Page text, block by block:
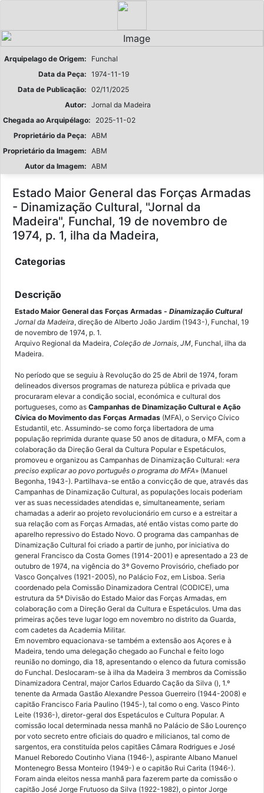
Arquipelago de Origem:
Funchal
Data da Peça: 1974-11-19
Data de Publicação: 02/11/2025
Autor: Jornal da Madeira
Chegada ao Arquipélago:
2025-11-02
Proprietário da Peça: ABM
Proprietário da Imagem: ABM
Autor da Imagem: ABM
Estado Maior General das Forças Armadas
- Dinamização Cultural, "Jornal da
Madeira", Funchal, 19 de novembro de
1974, p. 1, ilha da Madeira,
Categorias
Descrição
Estado Maior General das Forças Armadas - Dinamização Cultural
Jornal da Madeira, direção de Alberto João Jardim (1943-), Funchal, 19
de novembro de 1974, p. 1.
Arquivo Regional da Madeira, Coleção de Jornais, JM, Funchal, ilha da
Madeira.
No período que se seguiu à Revolução do 25 de Abril de 1974, foram
delineados diversos programas de natureza pública e privada que
procuraram elevar a condição social, económica e cultural dos
portugueses, como as Campanhas de Dinamização Cultural e Ação
Cívica do Movimento das Forças Armadas (MFA), o Serviço Cívico
Estudantil, etc. Assumindo-se como força libertadora de uma
população reprimida durante quase 50 anos de ditadura, o MFA, com a
colaboração da Direção Geral da Cultura Popular e Espetáculos,
promoveu e organizou as Campanhas de Dinamização Cultural: «era
preciso explicar ao povo português o programa do MFA» (Manuel
Begonha, 1943-). Partilhava-se então a convicção de que, através das
Campanhas de Dinamização Cultural, as populações locais poderiam
ver as suas necessidades atendidas e, simultaneamente, seriam
chamadas a aderir ao projeto revolucionário em curso e a estreitar a
sua relação com as Forças Armadas, até então vistas como parte do
aparelho repressivo do Estado Novo. O programa das campanhas de
Dinamização Cultural foi criado a partir de junho, por iniciativa do
general Francisco da Costa Gomes (1914-2001) e apresentado a 23 de
outubro de 1974, na vigência do 3º Governo Provisório, chefiado por
Vasco Gonçalves (1921-2005), no Palácio Foz, em Lisboa. Seria
coordenado pela Comissão Dinamizadora Central (CODICE), uma
estrutura da 5ª Divisão do Estado Maior das Forças Armadas, em
colaboração com a Direção Geral da Cultura e Espetáculos. Uma das
primeiras ações teve lugar logo em novembro no distrito da Guarda,
com cadetes da Academia Militar.
Em novembro equacionava-se também a extensão aos Açores e à
Madeira, tendo uma delegação chegado ao Funchal e feito logo
reunião no domingo, dia 18, apresentando o elenco da futura comissão
do Funchal. Deslocaram-se à ilha da Madeira 3 membros da Comissão
Dinamizadora Central, major Carlos Eduardo Cação da Silva (), 1.º
tenente da Armada Gastão Alexandre Pessoa Guerreiro (1944-2008) e
capitão Francisco Faria Paulino (1945-), tal como o eng. Vasco Pinto
Leite (1936-), diretor-geral dos Espetáculos e Cultura Popular. A
comissão local determinada nessa manhã no Palácio de São Lourenço
por voto secreto entre oficiais do quadro e milicianos, tal como de
sargentos, era constituída pelos capitães Câmara Rodrigues e José
Manuel Reboredo Coutinho Viana (1946-), aspirante Albano Manuel
Montenegro Bessa Monteiro (1949-) e o capitão Rui Carita (1946-).
Foram ainda eleitos nessa manhã para fazerem parte da comissão o
capitão José Jorge Frutuoso da Silva (1922-1982), o pintor Jorge